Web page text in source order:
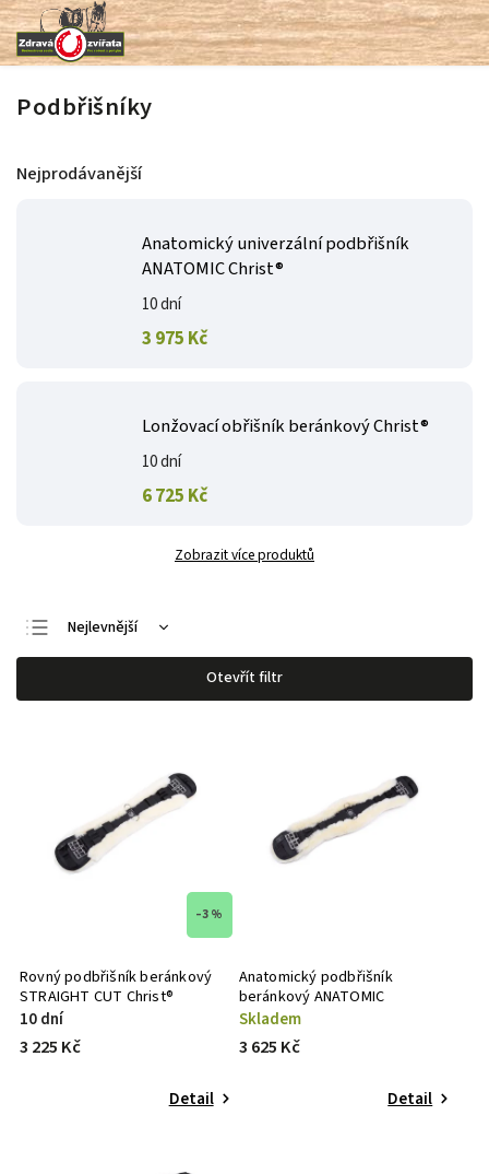
Podbřišníky
Nejprodávanější
Anatomický univerzální podbřišník
ANATOMIC Christ®
10 dní
3 975 Kč
Lonžovací obřišník beránkový Christ®
10 dní
6 725 Kč
Zobrazit více produktů
Nejlevnější
Nejdražší
Nejprodávanější
Otevřít filtr
–3 %
Rovný podbřišník beránkový
STRAIGHT CUT Christ®
10 dní
3 225 Kč
Detail
Anatomický podbřišník
beránkový ANATOMIC
CONTOUR GIRTH Christ®
Skladem
3 625 Kč
Detail